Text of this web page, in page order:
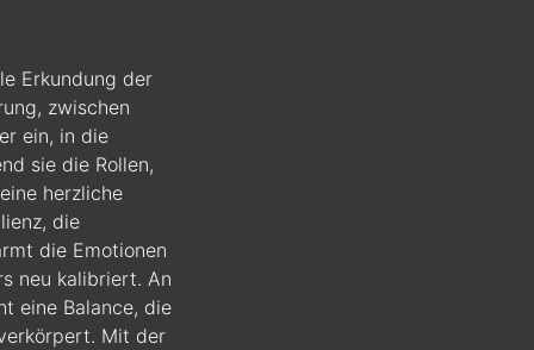
Erkundung der
zwischen
ein, in die
sie die Rollen,
herzliche
die
die Emotionen
neu kalibriert. An
eine Balance, die
Mit der